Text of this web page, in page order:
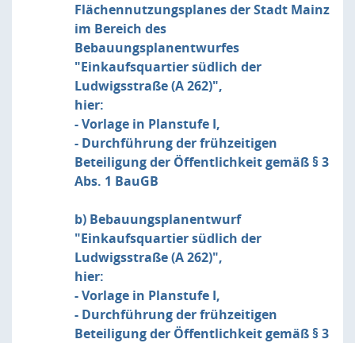
Flächennutzungsplanes der Stadt Mainz
im Bereich des
Bebauungsplanentwurfes
"Einkaufsquartier südlich der
Ludwigsstraße (A 262)",
hier:
- Vorlage in Planstufe I,
- Durchführung der frühzeitigen
Beteiligung der Öffentlichkeit gemäß § 3
Abs. 1 BauGB
b) Bebauungsplanentwurf
"Einkaufsquartier südlich der
Ludwigsstraße (A 262)",
hier:
- Vorlage in Planstufe I,
- Durchführung der frühzeitigen
Beteiligung der Öffentlichkeit gemäß § 3